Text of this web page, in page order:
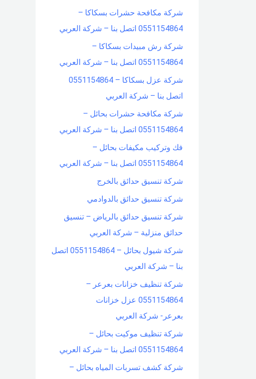
شركة مكافحة حشرات بسكاكا –
0551154864 اتصل بنا – شركة العربي
شركة رش مبيدات بسكاكا –
0551154864 اتصل بنا – شركة العربي
شركة عزل بسكاكا – 0551154864
اتصل بنا – شركة العربي
شركة مكافحة حشرات بحائل –
0551154864 اتصل بنا – شركة العربي
فك وتركيب مكيفات بحائل –
0551154864 اتصل بنا – شركة العربي
شركة تنسيق حدائق بالخرج
شركة تنسيق حدائق بالدوادمي
شركة تنسيق حدائق بالرياض – تنسيق
حدائق منزلية – شركة العربي
شركة شيول بحائل – 0551154864 اتصل
بنا – شركة العربي
شركة تنظيف خزانات بعرعر –
0551154864 عزل خزانات
بعرعر- شركة العربي
شركة تنظيف موكيت بحائل –
0551154864 اتصل بنا – شركة العربي
شركة كشف تسربات المياه بحائل –